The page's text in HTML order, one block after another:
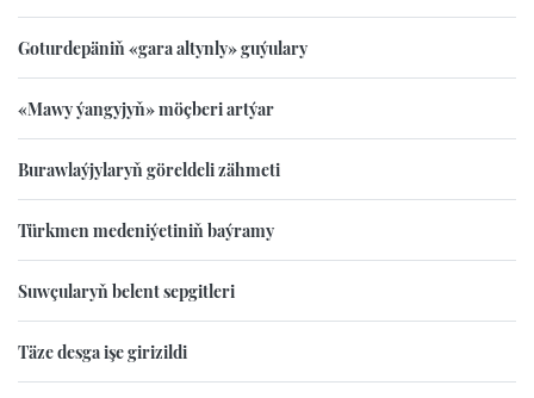
Goturdepäniň «gara altynly» guýulary
«Mawy ýangyjyň» möçberi artýar
Burawlaýjylaryň göreldeli zähmeti
Türkmen medeniýetiniň baýramy
Suwçularyň belent sepgitleri
Täze desga işe girizildi